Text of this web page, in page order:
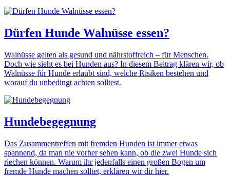
Dürfen Hunde Walnüsse essen?
Walnüsse gelten als gesund und nährstoffreich – für Menschen.
Doch wie sieht es bei Hunden aus? In diesem Beitrag klären wir, ob
Walnüsse für Hunde erlaubt sind, welche Risiken bestehen und
worauf du unbedingt achten solltest.
Hundebegegnung
Das Zusammentreffen mit fremden Hunden ist immer etwas
spannend, da man nie vorher sehen kann, ob die zwei Hunde sich
riechen können. Warum ihr jedenfalls einen großen Bogen um
fremde Hunde machen solltet, erklären wir dir hier.